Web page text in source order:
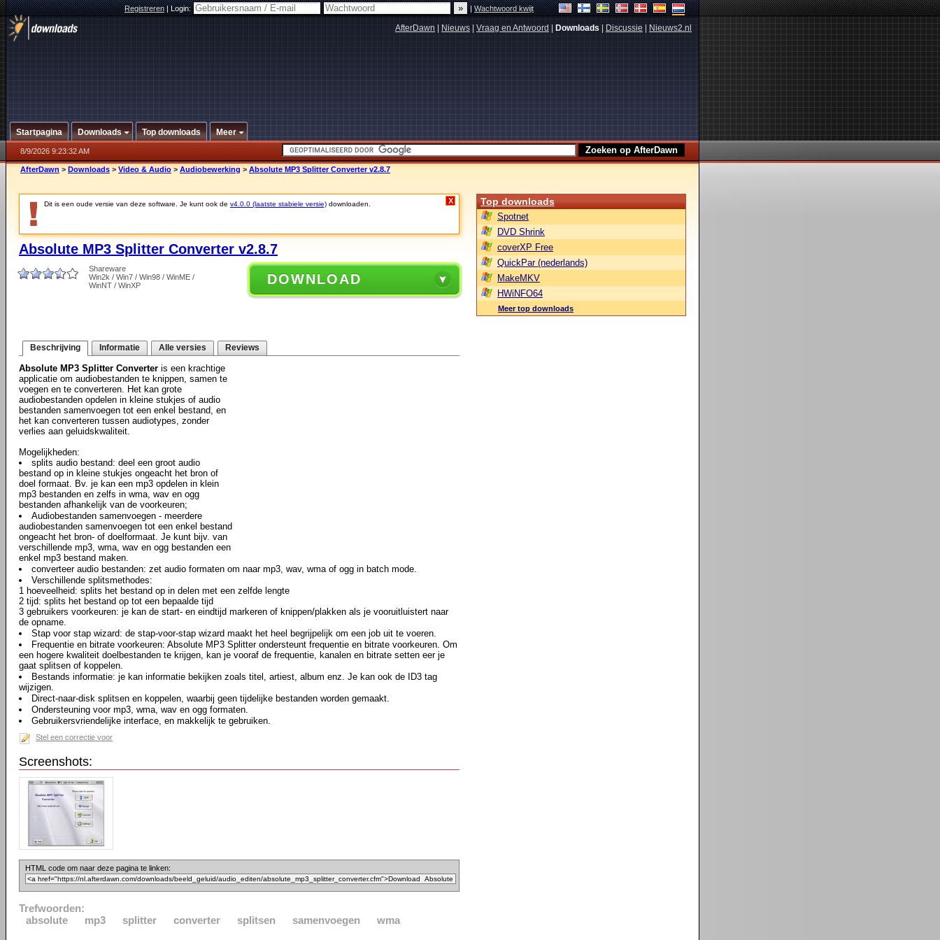
Registreren|Login: |Wachtwoord kwijt
AfterDawn Nieuws Vraag en Antwoord Downloads Discussie Nieuws2.nl
Startpagina Downloads Top downloads Meer
8/9/2026 9:23:32 AM
AfterDawn > Downloads > Video & Audio > Audiobewerking > Absolute MP3 Splitter Converter v2.8.7
Dit is een oude versie van deze software. Je kunt ook de v4.0.0 (laatste stabiele versie) downloaden. X
Absolute MP3 Splitter Converter v2.8.7
Shareware
Win2k / Win7 / Win98 / WinME /
WinNT / WinXP
DOWNLOAD
Beschrijving Informatie Alle versies Reviews
Absolute MP3 Splitter Converter is een krachtige
applicatie om audiobestanden te knippen, samen te
voegen en te converteren. Het kan grote
audiobestanden opdelen in kleine stukjes of audio
bestanden samenvoegen tot een enkel bestand, en
het kan converteren tussen audiotypes, zonder
verlies aan geluidskwaliteit.
Mogelijkheden:
splits audio bestand: deel een groot audio
bestand op in kleine stukjes ongeacht het bron of
doel formaat. Bv. je kan een mp3 opdelen in klein
mp3 bestanden en zelfs in wma, wav en ogg
bestanden afhankelijk van de voorkeuren;
Audiobestanden samenvoegen - meerdere
audiobestanden samenvoegen tot een enkel bestand
ongeacht het bron- of doelformaat. Je kunt bijv. van
verschillende mp3, wma, wav en ogg bestanden een
enkel mp3 bestand maken.
converteer audio bestanden: zet audio formaten om naar mp3, wav, wma of ogg in batch mode.
Verschillende splitsmethodes:
1 hoeveelheid: splits het bestand op in delen met een zelfde lengte
2 tijd: splits het bestand op tot een bepaalde tijd
3 gebruikers voorkeuren: je kan de start- en eindtijd markeren of knippen/plakken als je vooruitluistert naar
de opname.
Stap voor stap wizard: de stap-voor-stap wizard maakt het heel begrijpelijk om een job uit te voeren.
Frequentie en bitrate voorkeuren: Absolute MP3 Splitter ondersteunt frequentie en bitrate voorkeuren. Om
een hogere kwaliteit doelbestanden te krijgen, kan je vooraf de frequentie, kanalen en bitrate setten eer je
gaat splitsen of koppelen.
Bestands informatie: je kan informatie bekijken zoals titel, artiest, album enz. Je kan ook de ID3 tag
wijzigen.
Direct-naar-disk splitsen en koppelen, waarbij geen tijdelijke bestanden worden gemaakt.
Ondersteuning voor mp3, wma, wav en ogg formaten.
Gebruikersvriendelijke interface, en makkelijk te gebruiken.
Stel een correctie voor
Screenshots:
HTML code om naar deze pagina te linken:
Trefwoorden:
absolute
mp3 splitter converter splitsen samenvoegen wma
Top downloads
Spotnet
DVD Shrink
coverXP Free
QuickPar (nederlands)
MakeMKV
HWiNFO64
Meer top downloads